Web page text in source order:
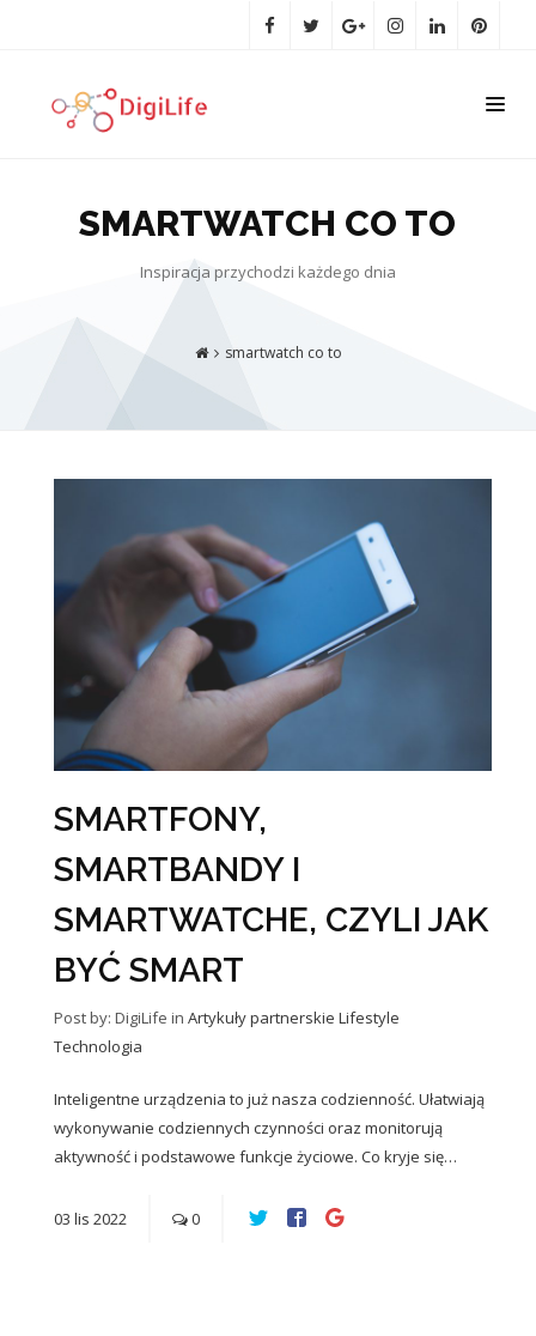
SMARTWATCH CO TO
Inspiracja przychodzi każdego dnia
smartwatch co to
SMARTFONY,
SMARTBANDY I
SMARTWATCHE, CZYLI JAK
BYĆ SMART
Post by: DigiLife in Artykuły partnerskie Lifestyle
Technologia
Inteligentne urządzenia to już nasza codzienność. Ułatwiają
wykonywanie codziennych czynności oraz monitorują
aktywność i podstawowe funkcje życiowe. Co kryje się…
03 lis 2022 0